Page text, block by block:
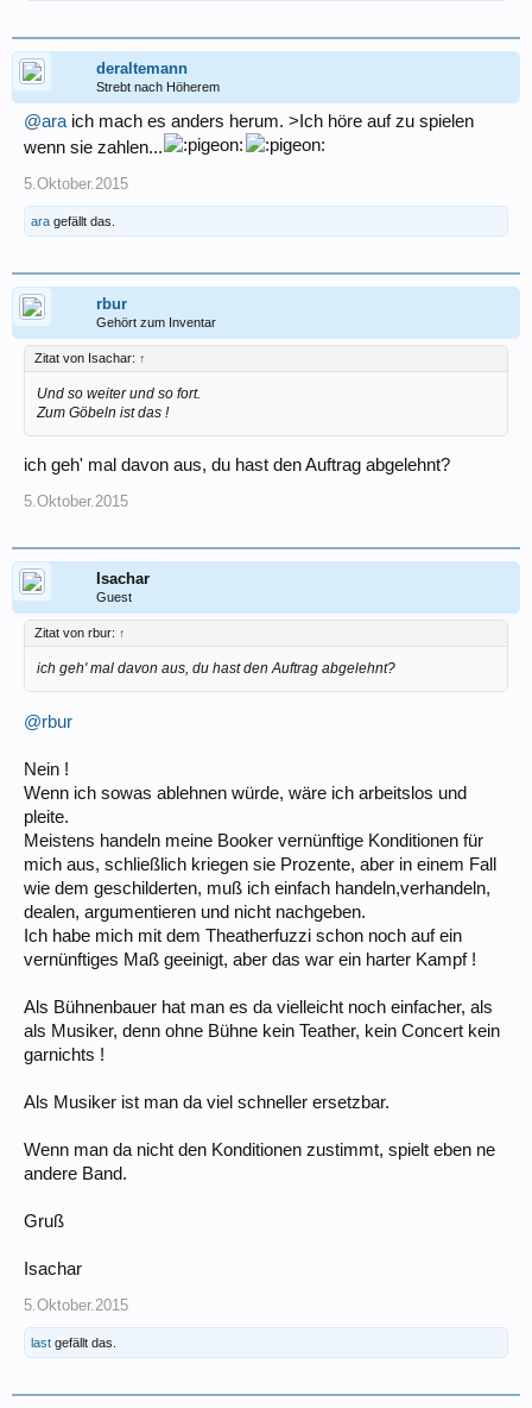
deraltemann
Strebt nach Höherem
@ara ich mach es anders herum. >Ich höre auf zu spielen
wenn sie zahlen...
5.Oktober.2015
ara gefällt das.
rbur
Gehört zum Inventar
Zitat von Isachar: ↑
Und so weiter und so fort.
Zum Göbeln ist das !
ich geh' mal davon aus, du hast den Auftrag abgelehnt?
5.Oktober.2015
Isachar
Guest
Zitat von rbur: ↑
ich geh' mal davon aus, du hast den Auftrag abgelehnt?
@rbur
Nein !
Wenn ich sowas ablehnen würde, wäre ich arbeitslos und
pleite.
Meistens handeln meine Booker vernünftige Konditionen für
mich aus, schließlich kriegen sie Prozente, aber in einem Fall
wie dem geschilderten, muß ich einfach handeln,verhandeln,
dealen, argumentieren und nicht nachgeben.
Ich habe mich mit dem Theatherfuzzi schon noch auf ein
vernünftiges Maß geeinigt, aber das war ein harter Kampf !
Als Bühnenbauer hat man es da vielleicht noch einfacher, als
als Musiker, denn ohne Bühne kein Teather, kein Concert kein
garnichts !
Als Musiker ist man da viel schneller ersetzbar.
Wenn man da nicht den Konditionen zustimmt, spielt eben ne
andere Band.
Gruß
Isachar
5.Oktober.2015
last gefällt das.